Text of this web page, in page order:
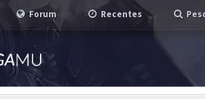
Forum Recentes